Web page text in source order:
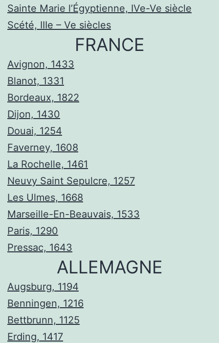
Sainte Marie l’Égyptienne, IVe-Ve siècle
Scété, IIIe – Ve siècles
FRANCE
Avignon, 1433
Blanot, 1331
Bordeaux, 1822
Dijon, 1430
Douai, 1254
Faverney, 1608
La Rochelle, 1461
Neuvy Saint Sepulcre, 1257
Les Ulmes, 1668
Marseille-En-Beauvais, 1533
Paris, 1290
Pressac, 1643
ALLEMAGNE
Augsburg, 1194
Benningen, 1216
Bettbrunn, 1125
Erding, 1417